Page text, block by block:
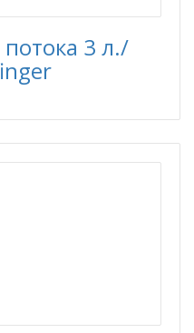
3 л./